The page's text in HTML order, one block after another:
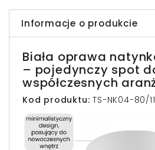
Informacje o produkcie
Biała oprawa
– pojedynczy spot
współczesnych
Kod produktu:TS-NK04-80/